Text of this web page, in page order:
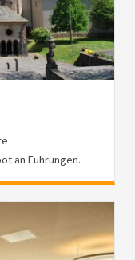
an Führungen.